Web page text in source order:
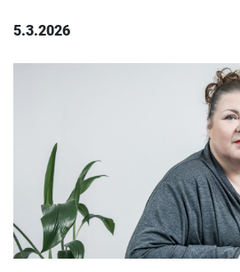
5.3.2026